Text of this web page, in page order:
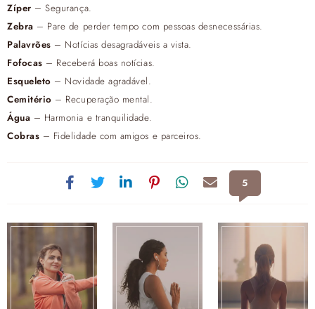
Zíper – Segurança.
Zebra – Pare de perder tempo com pessoas desnecessárias.
Palavrões – Notícias desagradáveis a vista.
Fofocas – Receberá boas notícias.
Esqueleto – Novidade agradável.
Cemitério – Recuperação mental.
Água – Harmonia e tranquilidade.
Cobras – Fidelidade com amigos e parceiros.
5